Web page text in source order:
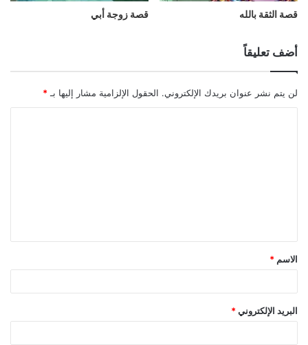
قصة الثقة بالله قصة زوجة أبي
أضف تعليقاً
لن يتم نشر عنوان بريدك الإلكتروني. الحقول الإلزامية مشار إليها بـ *
الاسم *
البريد الإلكتروني *